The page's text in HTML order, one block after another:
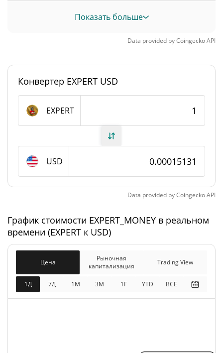
Объем / Рыночная
EXPERT_MONEY Предложение
В обращении 679 981 611,911 EXPERT
Общее предложение 679 981 611,911 EXPERT
Максимальное
предложение
1 000 000 000 EXPERT
Рыночная
капитализация
0.31%
Разбавленная рыночная
капитализация
0.01%
Показать больше
Data provided byCoingeckoAPI
Конвертер EXPERT USD
EXPERT
USD
Data provided byCoingeckoAPI
График стоимости EXPERT_MONEY в реальном
времени (EXPERT к USD)
Цена
Рыночная
капитализация
Trading View
1Д 7Д 1М 3M 1Г YTD ВСЕ